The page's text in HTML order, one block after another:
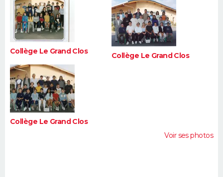
FORUM
Bricolage
Lifestyle
Culture
Sport
Auto
Television
Voyage
Cinema
Collège Le Grand Clos Collège Le Grand Clos
Collège Le Grand Clos
Voir ses photos